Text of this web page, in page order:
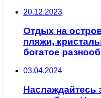
20.12.2023
Отдых на
пляжи,
богатое
03.04.2024
Наслаждайтесь